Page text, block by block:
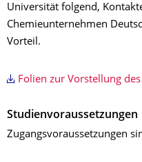
Universität folgend,
Chemieunternehmen
Vorteil.
Folien zur Vorstellung
Studienvoraussetzungen
Zugangsvoraussetzungen